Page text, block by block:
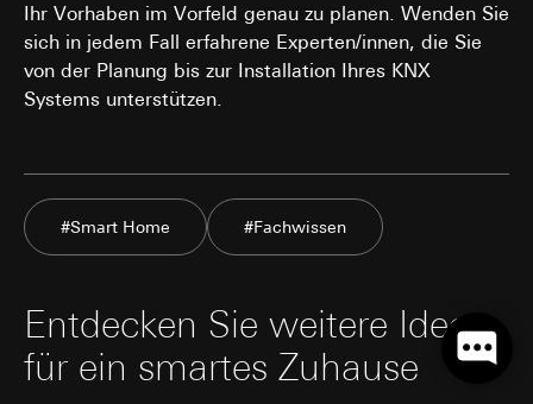
Ihr Vorhaben im Vorfeld genau zu planen. Wenden Sie
sich in jedem Fall erfahrene Experten/innen, die Sie
von der Planung bis zur Installation Ihres KNX
Systems unterstützen.
#Smart Home #Fachwissen
Entdecken Sie weitere Ideen
für ein smartes Zuhause